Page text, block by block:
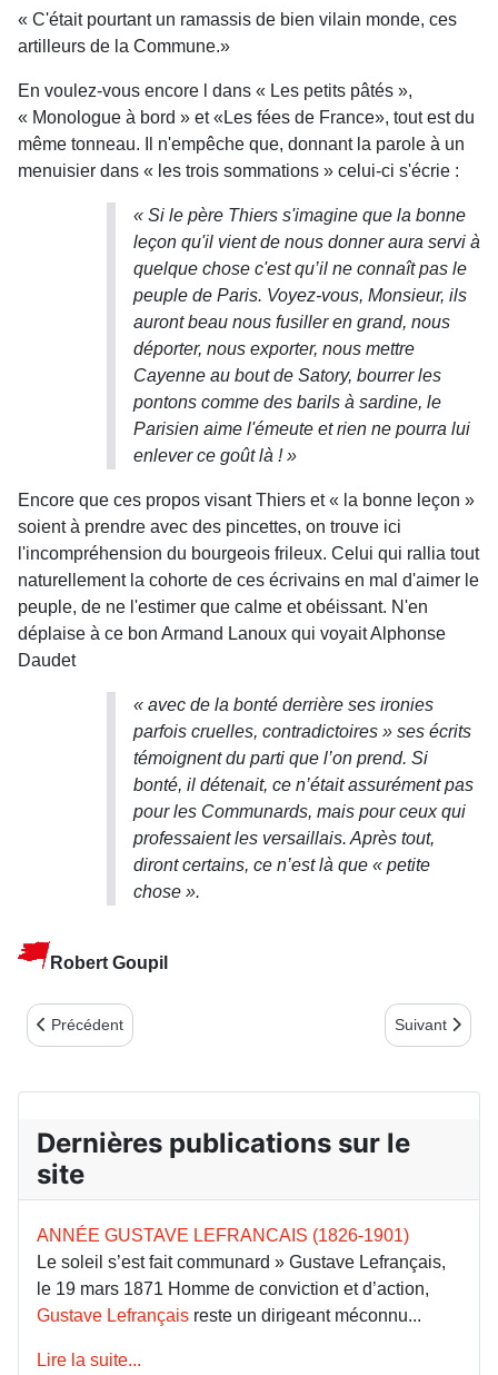
« C'était pourtant un ramassis de bien vilain monde, ces
artilleurs de la Commune.»
En voulez-vous encore l dans « Les petits pâtés »,
« Monologue à bord » et «Les fées de France», tout est du
même tonneau. Il n'empêche que, donnant la parole à un
menuisier dans « les trois sommations » celui-ci s'écrie :
« Si le père Thiers s'imagine que la bonne
leçon qu'il vient de nous donner aura servi à
quelque chose c'est qu’il ne connaît pas le
peuple de Paris. Voyez-vous, Monsieur, ils
auront beau nous fusiller en grand, nous
déporter, nous exporter, nous mettre
Cayenne au bout de Satory, bourrer les
pontons comme des barils à sardine, le
Parisien aime l'émeute et rien ne pourra lui
enlever ce goût là ! »
Encore que ces propos visant Thiers et « la bonne leçon »
soient à prendre avec des pincettes, on trouve ici
l'incompréhension du bourgeois frileux. Celui qui rallia tout
naturellement la cohorte de ces écrivains en mal d'aimer le
peuple, de ne l'estimer que calme et obéissant. N'en
déplaise à ce bon Armand Lanoux qui voyait Alphonse
Daudet
« avec de la bonté derrière ses ironies
parfois cruelles, contradictoires » ses écrits
témoignent du parti que l’on prend. Si
bonté, il détenait, ce n’était assurément pas
pour les Communards, mais pour ceux qui
professaient les versaillais. Après tout,
diront certains, ce n’est là que « petite
chose ».
Robert Goupil
Article précédent : André Gill, peintre, caricaturiste...
Précédent Article
Suivant
Dernières publications sur le
site
ANNÉE GUSTAVE LEFRANCAIS (1826-1901)
Le soleil s’est fait communard » Gustave Lefrançais,
le 19 mars 1871 Homme de conviction et d’action,
Gustave Lefrançais reste un dirigeant méconnu...
Lire la suite...